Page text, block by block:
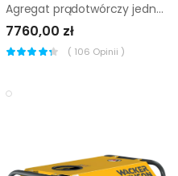
Agregat prądotwórczy jednofazowy Wacker Neuson GV 7000A
7760,00 zł
( 106 Opinii )